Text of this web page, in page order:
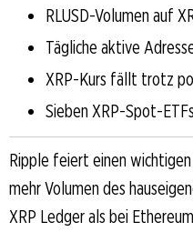
RLUSD-Volumen auf
Tägliche aktive
XRP-Kurs fällt trotz
Sieben XRP-Spot-
Ripple feiert einen
mehr Volumen des
XRP Ledger als bei